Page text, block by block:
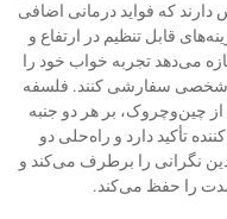
دارند که فواید درمانی اضافی
قابل تنظیم در ارتفاع و
می‌دهد تجربه خواب خود را
سفارشی کنند. فلسفه
چین‌وچروک، بر هر دو جنبه
تأکید دارد و راه‌حلی دو
نگرانی را برطرف می‌کند و
را حفظ می‌کند.